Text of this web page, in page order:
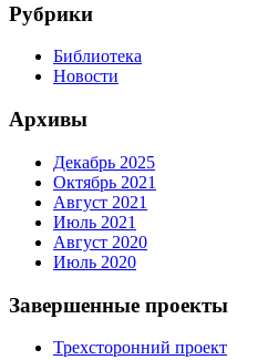
Рубрики
Библиотека
Новости
Архивы
Декабрь 2025
Октябрь 2021
Август 2021
Июль 2021
Август 2020
Июль 2020
Завершенные проекты
Трехсторонний проект